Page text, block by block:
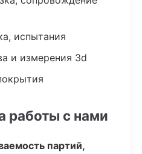
испытания
и измерения 3d
работы с нами
партий,